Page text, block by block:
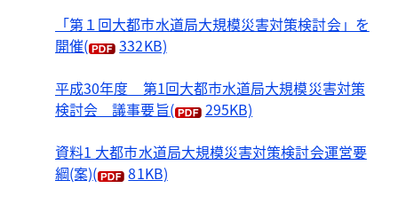
「第１回大都市水道局大規模災害対策検討会」を
開催(
332KB)
平成30年度 第1回大都市水道局大規模災害対策
検討会 議事要旨(
295KB)
資料1 大都市水道局大規模災害対策検討会運営要
綱(案)(
81KB)